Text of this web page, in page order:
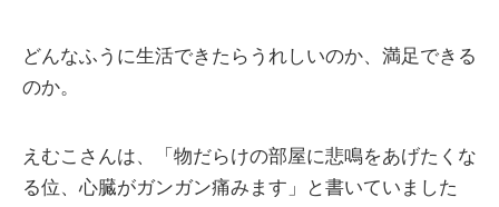
どんなふうに生活できたらうれしいのか、満足できる
のか。
えむこさんは、「物だらけの部屋に悲鳴をあげたくな
る位、心臓がガンガン痛みます」と書いていました